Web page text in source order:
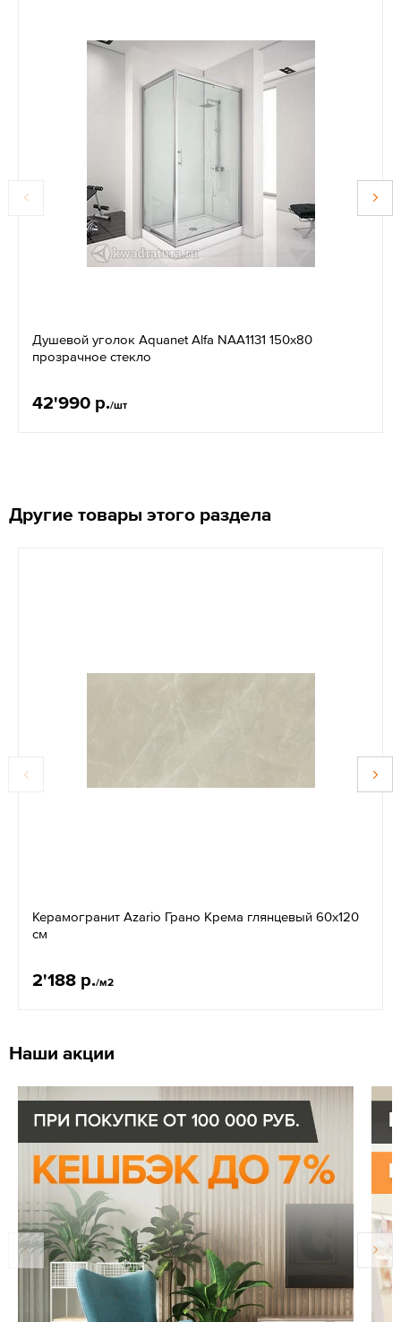
Душевой уголок Aquanet Alfa NAA1131 150х80
прозрачное стекло
42'990 р./шт
Другие товары этого раздела
Керамогранит Azario Грано Крема глянцевый 60x120
см
2'188 р./м2
Наши акции